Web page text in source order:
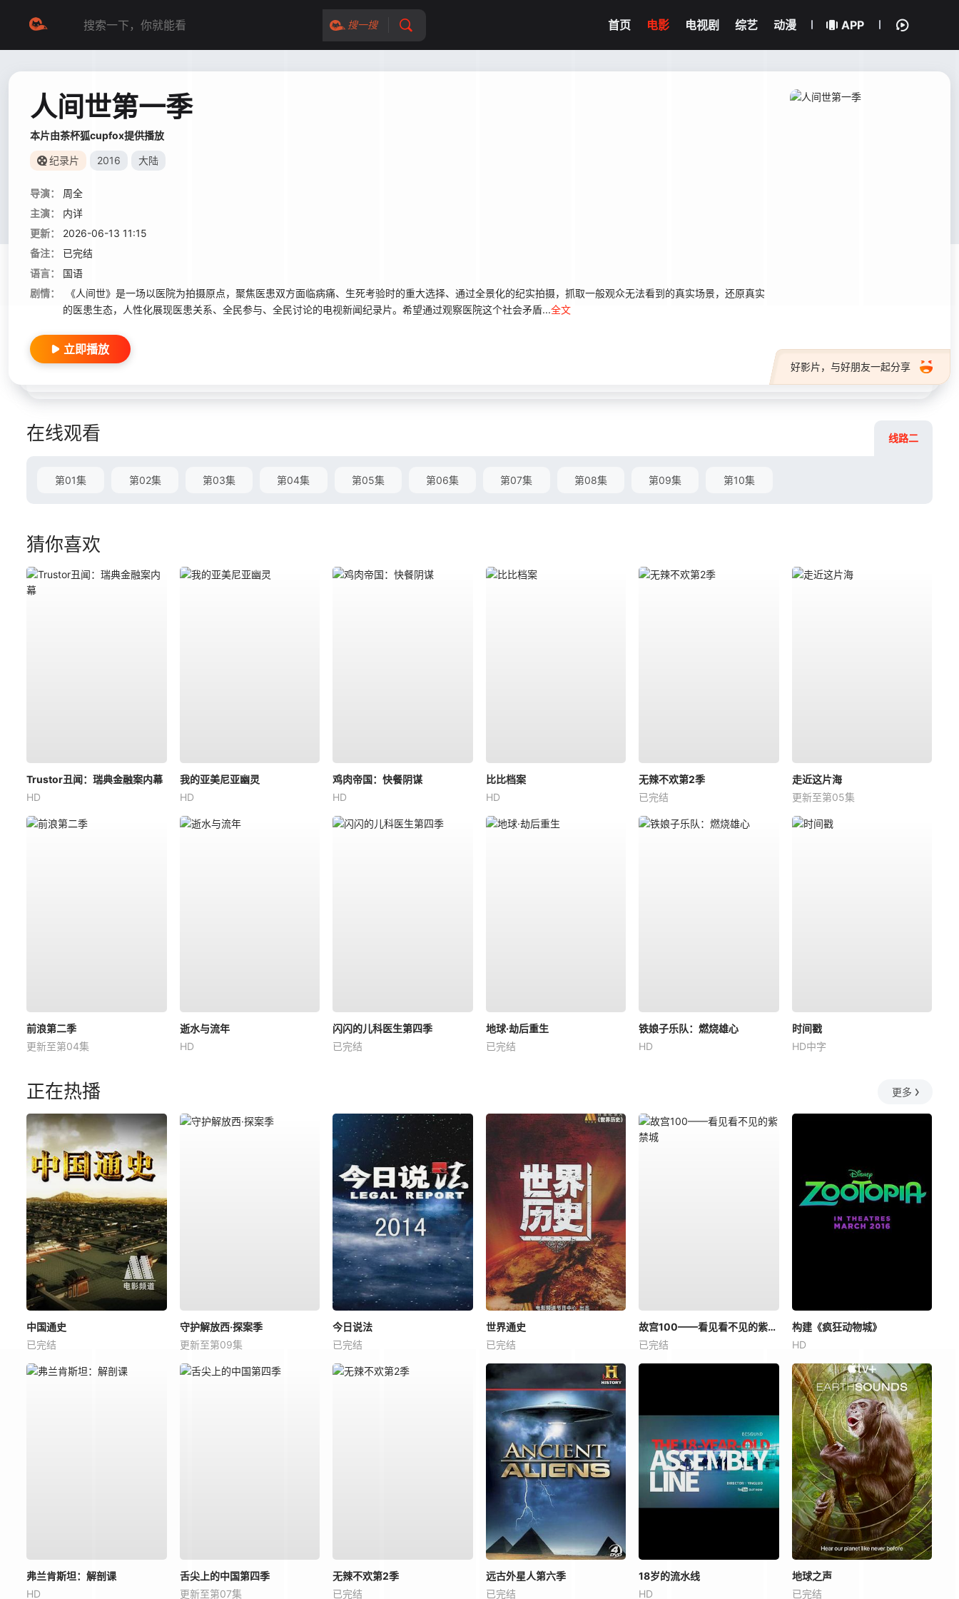
搜一搜 首页 电影 电视剧 综艺 动漫 APP
人间世第一季
本片由茶杯狐cupfox提供播放
纪录片 2016 大陆
导演：
周全
主演：
内详
更新：
2026-06-13 11:15
备注：
已完结
语言：
国语
剧情：
《人间世》是一场以医院为拍摄原点，聚焦医患双方面临病痛、生死考验时的重大选择、通过全景化的纪实拍摄，抓取一般观众无法看到的真实场景，还原真实
的医患生态，人性化展现医患关系、全民参与、全民讨论的电视新闻纪录片。希望通过观察医院这个社会矛盾...全文
好影片，与好朋友一起分享
立即播放
在线观看 线路二
第01集 第02集 第03集 第04集 第05集 第06集 第07集 第08集 第09集 第10集
猜你喜欢
Trustor丑闻：瑞典金融案内幕
HD
我的亚美尼亚幽灵
HD
鸡肉帝国：快餐阴谋
HD
比比档案
HD
无辣不欢第2季
已完结
走近这片海
更新至第05集
前浪第二季
更新至第04集
逝水与流年
HD
闪闪的儿科医生第四季
已完结
地球·劫后重生
已完结
铁娘子乐队：燃烧雄心
HD
时间戳
HD中字
正在热播 更多
中国通史
已完结
守护解放西·探案季
更新至第09集
今日说法
已完结
世界通史
已完结
故宫100——看见看不见的紫禁城
已完结
构建《疯狂动物城》
HD
弗兰肯斯坦：解剖课
HD
舌尖上的中国第四季
更新至第07集
无辣不欢第2季
已完结
远古外星人第六季
已完结
18岁的流水线
HD
地球之声
已完结